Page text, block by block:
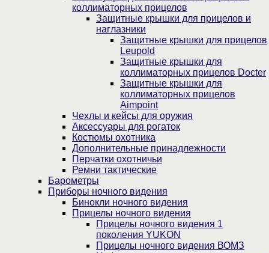
коллиматорных прицелов
Защитные крышки для прицелов и
наглазники
Защитные крышки для прицелов
Leupold
Защитные крышки для
коллиматорных прицелов Docter
Защитные крышки для
коллиматорных прицелов
Aimpoint
Чехлы и кейсы для оружия
Аксессуары для рогаток
Костюмы охотника
Дополнительные принадлежности
Перчатки охотничьи
Ремни тактические
Барометры
Приборы ночного видения
Бинокли ночного видения
Прицелы ночного видения
Прицелы ночного видения 1
поколения YUKON
Прицелы ночного видения ВОМЗ